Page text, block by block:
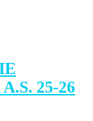
25-26